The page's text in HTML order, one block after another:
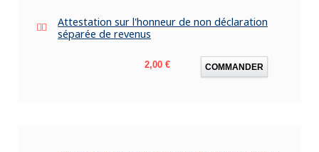
Attestation sur l'honneur de non déclaration
séparée de revenus
Prix
2,00 € COMMANDER